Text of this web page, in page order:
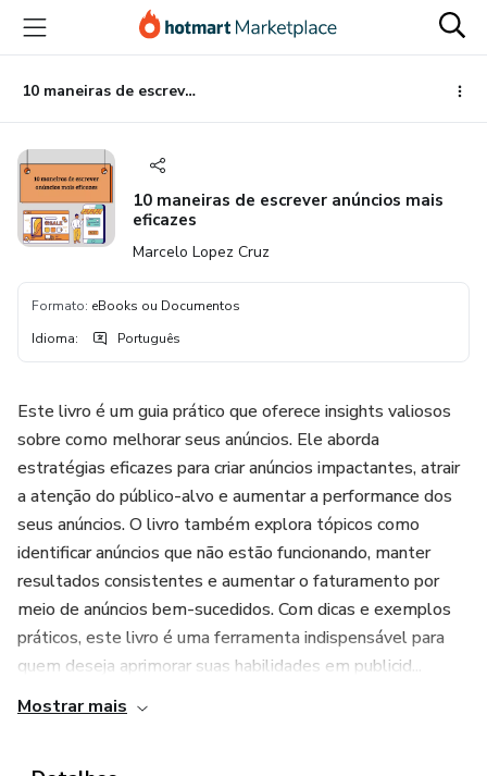
para
conteúdo
principal
para
pagamento
para
rodapé
10 maneiras de escrever anúncios mais eficazes
10 maneiras de escrever anúncios mais
eficazes
Marcelo Lopez Cruz
Formato: eBooks ou Documentos
Idioma: Português
Este livro é um guia prático que oferece insights valiosos
sobre como melhorar seus anúncios. Ele aborda
estratégias eficazes para criar anúncios impactantes, atrair
a atenção do público-alvo e aumentar a performance dos
seus anúncios. O livro também explora tópicos como
identificar anúncios que não estão funcionando, manter
resultados consistentes e aumentar o faturamento por
meio de anúncios bem-sucedidos. Com dicas e exemplos
práticos, este livro é uma ferramenta indispensável para
quem deseja aprimorar suas habilidades em publicid...
Mostrar mais